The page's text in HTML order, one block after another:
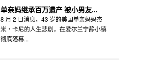
单亲妈继承百万遗产 被小男友...
8 月 2 日消息，43 岁的美国单亲妈妈杰
米・卡尼的人生悲剧，在爱尔兰宁静小镇
彻底落幕...